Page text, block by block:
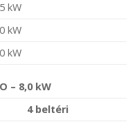
kW
kW
kW
– 8,0 kW
4 beltéri